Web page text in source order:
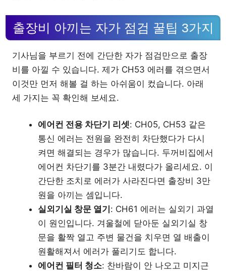
출장비 아끼는 자가 점검 꿀팁 3가지
기사님을 부르기 전에 간단한 자가 점검만으로 출장
비를 아낄 수 있습니다. 제가 CH53 에러를 겪으면서
이것만 먼저 해볼 걸 하는 아쉬움이 컸습니다. 아래
세 가지는 꼭 확인해 보세요.
에어컨 전용 차단기 리셋: CH05, CH53 같은
통신 에러는 전원을 완전히 차단했다가 다시
켜면 해결되는 경우가 많습니다. 두꺼비집에서
에어컨 차단기를 3분간 내렸다가 올리세요. 이
간단한 조치로 에러가 사라진다면 출장비 3만
원을 아끼는 셈입니다.
실외기실 창문 열기 : CH61 에러는 실외기 과열
이 원인입니다. 겨울철에 닫아둔 실외기실 창
문을 활짝 열고 주변 물건을 치우면 열 배출이
원활해져서 에러가 풀리기도 합니다.
에어컨 필터 청소: 찬바람이 안 나오고 미지근